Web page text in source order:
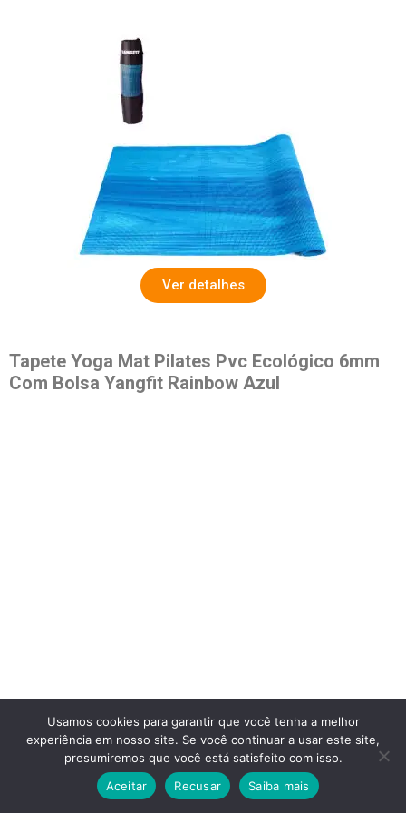
Ver detalhes
Tapete Yoga Mat Pilates Pvc Ecológico 6mm
Com Bolsa Yangfit Rainbow Azul
Usamos cookies para garantir que você tenha a melhor
experiência em nosso site. Se você continuar a usar este site,
presumiremos que você está satisfeito com isso.
Aceitar
Recusar Saiba mais